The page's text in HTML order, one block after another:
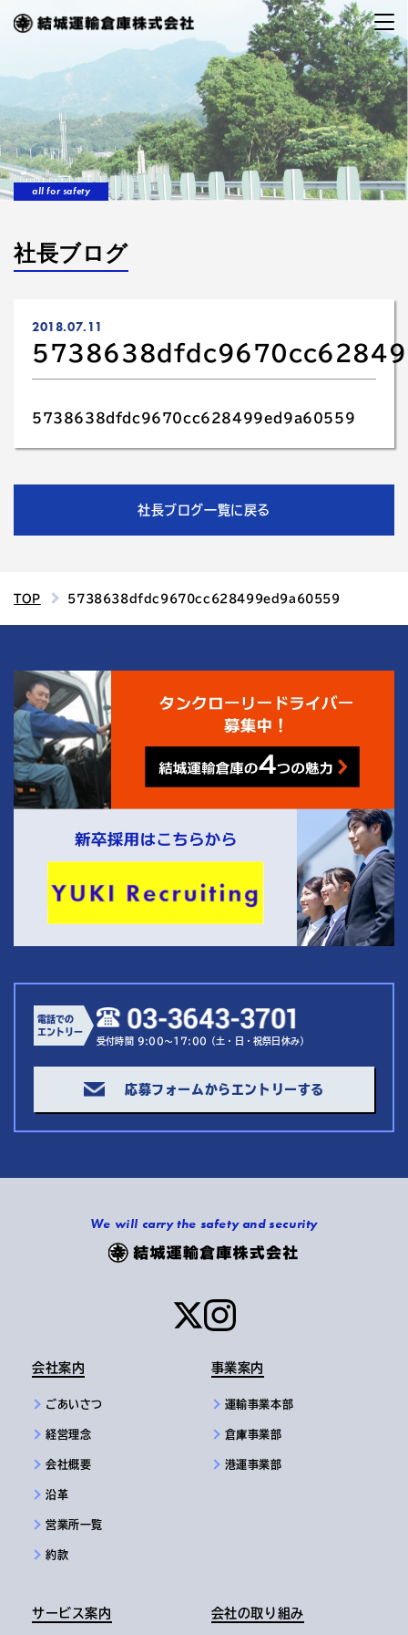
all for safety
社長ブログ
2018.07.11
5738638dfdc9670cc628499ed9a60559
社長ブログ一覧に戻る
TOP 5738638dfdc9670cc628499ed9a60559
結城運輸倉庫の4
電話での
エントリー
受付時間 9:00～17:00（土・日・祝祭日休み）
応募フォームからエントリーする
We will carry the safety and security
会社案内
ごあいさつ
経営理念
会社概要
沿革
営業所一覧
約款
事業案内
運輸事業本部
倉庫事業部
港運事業部
サービス案内 会社の取り組み